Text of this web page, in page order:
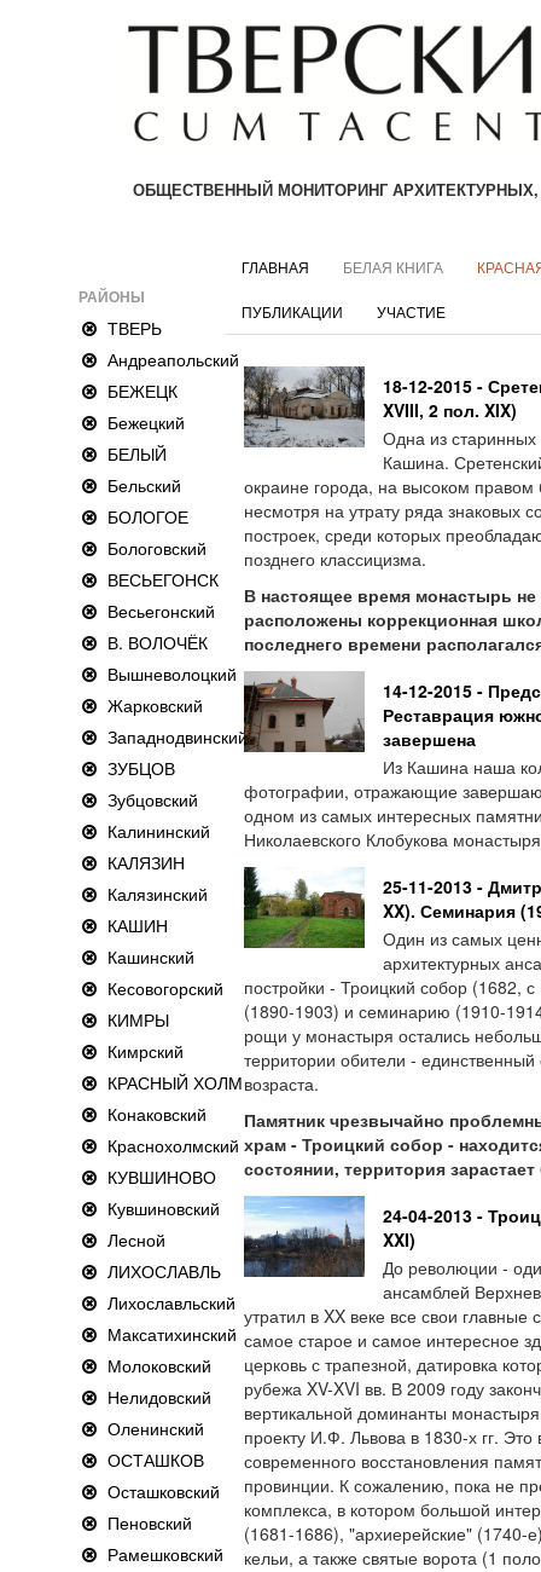
ОБЩЕСТВЕННЫЙ МОНИТОРИНГ
РАЙОНЫ
ТВЕРЬ
Андреапольский
БЕЖЕЦК
Бежецкий
БЕЛЫЙ
Бельский
БОЛОГОЕ
Бологовский
ВЕСЬЕГОНСК
Весьегонский
В. ВОЛОЧЁК
Вышневолоцкий
Жарковский
Западнодвинский
ЗУБЦОВ
Зубцовский
Калининский
КАЛЯЗИН
Калязинский
КАШИН
Кашинский
Кесовогорский
КИМРЫ
Кимрский
КРАСНЫЙ ХОЛМ
Конаковский
Краснохолмский
КУВШИНОВО
Кувшиновский
Лесной
ЛИХОСЛАВЛЬ
Лихославльский
Максатихинский
Молоковский
Нелидовский
Оленинский
ОСТАШКОВ
Осташковский
Пеновский
Рамешковский
ГЛАВНАЯ БЕЛАЯ КНИГА
ПУБЛИКАЦИИ УЧАСТИЕ
18-12-2015 -
XVIII, 2 пол. XIX)
Одна из
Кашина.
окраине города, на высоком
несмотря на утрату ряда знаковых
построек, среди которых
позднего классицизма.
В настоящее время монастырь не
расположены коррекционная
последнего времени
14-12-2015 -
Реставрация
завершена
Из Кашина наша
фотографии, отражающие
одном из самых интересных
Николаевского Клобукова
25-11-2013 -
XX). Семинария
Один из самых
архитектурных
постройки - Троицкий собор (1682,
(1890-1903) и семинарию (1910-
рощи у монастыря остались
территории обители -
возраста.
Памятник чрезвычайно
храм - Троицкий собор -
состоянии, территория
24-04-2013 -
XXI)
До революции -
ансамблей
утратил в XX веке все свои
самое старое и самое интересное
церковь с трапезной, датировка
рубежа XV-XVI вв. В 2009 году
вертикальной доминанты
проекту И.Ф. Львова в 1830-х гг.
современного восстановления
провинции. К сожалению, пока не
комплекса, в котором большой
(1681-1686), "архиерейские" (1740-
кельи, а также святые ворота (1